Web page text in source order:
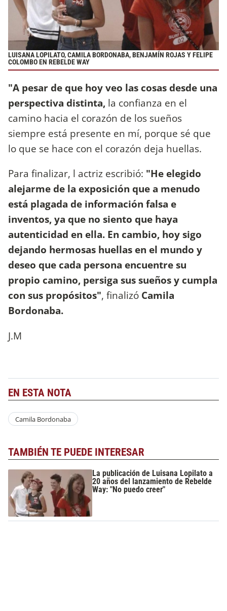
LUISANA LOPILATO, CAMILA BORDONABA, BENJAMÍN ROJAS Y FELIPE
COLOMBO EN REBELDE WAY
"A pesar de que hoy veo las cosas desde una
perspectiva distinta, la confianza en el
camino hacia el corazón de los sueños
siempre está presente en mí, porque sé que
lo que se hace con el corazón deja huellas.
Para finalizar, l actriz escribió: "He elegido
alejarme de la exposición que a menudo
está plagada de información falsa e
inventos, ya que no siento que haya
autenticidad en ella. En cambio, hoy sigo
dejando hermosas huellas en el mundo y
deseo que cada persona encuentre su
propio camino, persiga sus sueños y cumpla
con sus propósitos", finalizó Camila
Bordonaba.
J.M
EN ESTA NOTA
Camila Bordonaba
TAMBIÉN TE PUEDE INTERESAR
La publicación de Luisana Lopilato a
20 años del lanzamiento de Rebelde
Way: "No puedo creer"